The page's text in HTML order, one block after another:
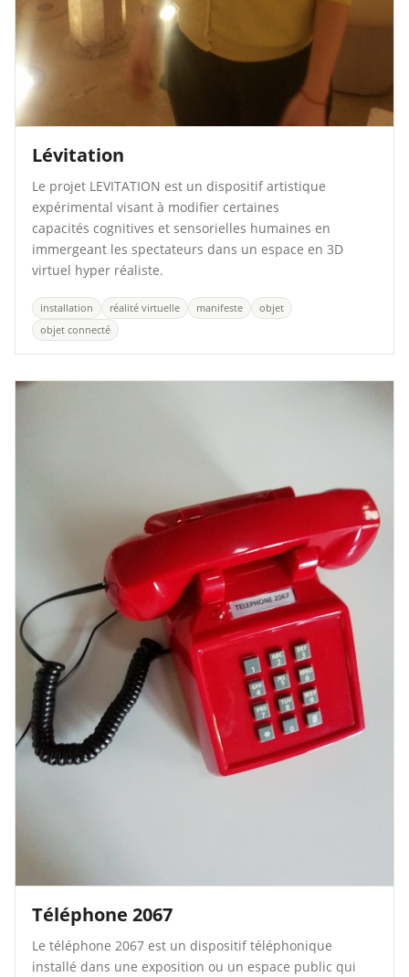
Lévitation
Le projet LEVITATION est un dispositif artistique
expérimental visant à modifier certaines
capacités cognitives et sensorielles humaines en
immergeant les spectateurs dans un espace en 3D
virtuel hyper réaliste.
installation réalité virtuelle manifeste
objet
objet connecté
Téléphone 2067
Le téléphone 2067 est un dispositif téléphonique
installé dans une exposition ou un espace public qui